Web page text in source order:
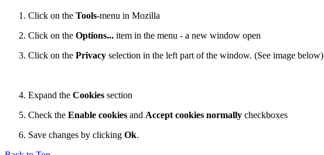
Click on the Tools-menu in Mozilla
Click on the Options... item in the menu - a new window open
Click on the Privacy selection in the left part of the window. (See image below)
Expand the Cookies section
Check the Enable cookies and Accept cookies normally checkboxes
Save changes by clicking Ok.